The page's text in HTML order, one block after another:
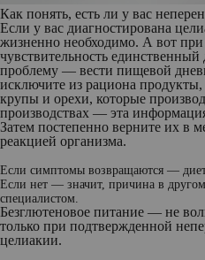
Как понять, есть ли у вас
Если у вас диагностирована
жизненно необходимо. А вот при
чувствительность
проблему — вести пищевой
исключите из рациона
крупы и орехи, которые
производствах — эта
Затем постепенно верните их в
реакцией организма.
Если симптомы возвращаются —
Если нет — значит, причина в
специалистом.
Безглютеновое питание — не
только при подтвержденной
целиакии.